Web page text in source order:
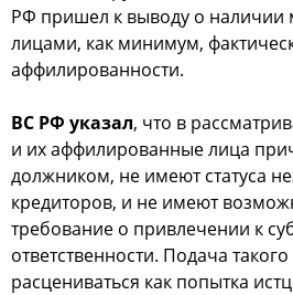
РФ пришел к выводу о наличии
лицами, как минимум,
аффилированности.
ВС РФ указал, что в
и их аффилированные лица
должником, не имеют статуса
кредиторов, и не имеют
требование о привлечении к
ответственности. Подача
расцениваться как попытка